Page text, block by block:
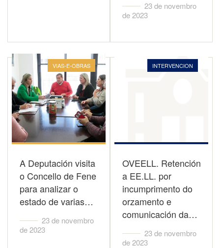
23 de novembro
de 2023
VIAS-E-OBRAS
A Deputación visita
o Concello de Fene
para analizar o
estado de varias…
23 de novembro
de 2023
INTERVENCION
OVEELL. Retención
a EE.LL. por
incumprimento do
orzamento e
comunicación da…
23 de novembro
de 2023